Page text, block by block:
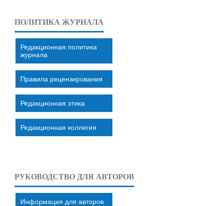
ПОЛИТИКА ЖУРНАЛА
Редакционная политика
журнала
Правила рецензирования
Редакционная этика
Редакционная коллегия
РУКОВОДСТВО ДЛЯ АВТОРОВ
Информация для авторов